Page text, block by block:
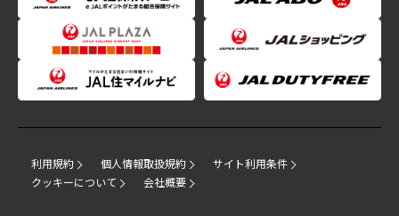
利用規約 個人情報取扱規約
サイト利用条件
クッキーについて
会社概要